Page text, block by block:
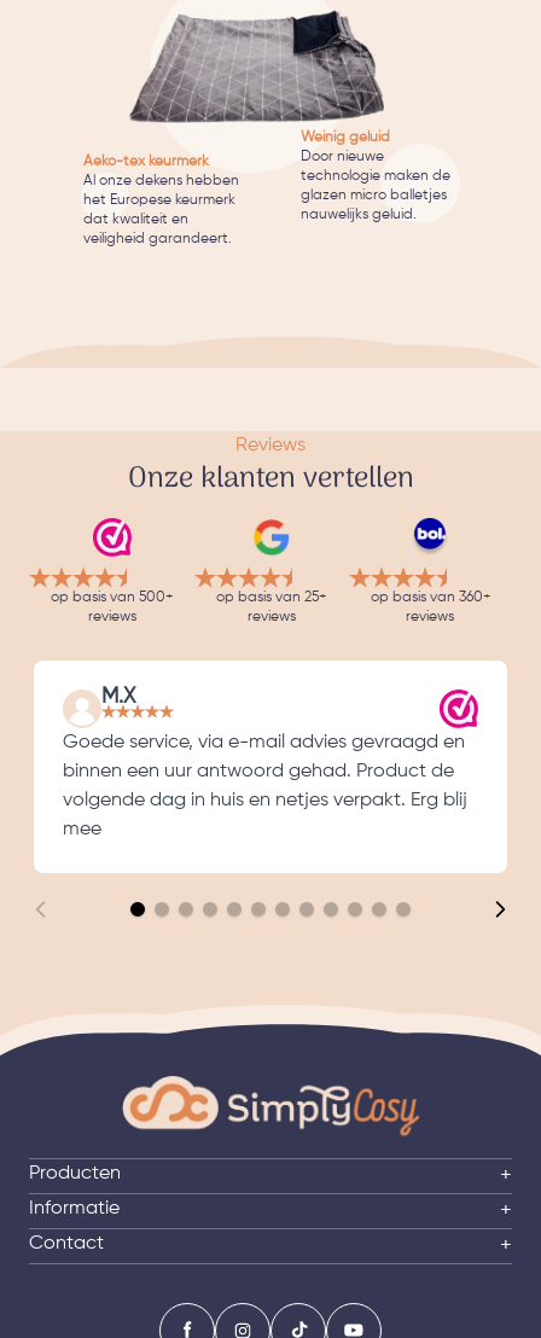
Aeko-tex keurmerk
Al onze dekens hebben
het Europese keurmerk
dat kwaliteit en
veiligheid garandeert.
Weinig geluid
Door nieuwe
technologie maken de
glazen micro balletjes
nauwelijks geluid.
Reviews
Onze klanten vertellen
op basis van 500+
reviews
op basis van 25+
reviews
op basis van 360+
reviews
M.X
Goede service, via e-mail advies gevraagd en
binnen een uur antwoord gehad. Product de
volgende dag in huis en netjes verpakt. Erg blij
mee
Producten +
Informatie +
Contact +